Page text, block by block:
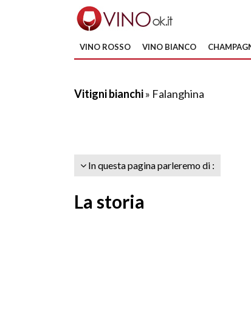
VINO ROSSO VINO BIANCO
Vitigni bianchi» Falanghina
In questa pagina parleremo di :
La storia